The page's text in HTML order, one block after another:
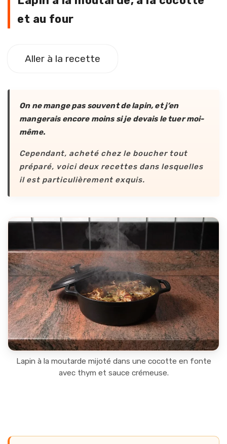
et au four
Aller à la recette
On ne mange pas souvent de lapin, et j’en
mangerais encore moins si je devais le tuer moi-
même.
Cependant, acheté chez le boucher tout
préparé, voici deux recettes dans lesquelles
il est particulièrement exquis.
Lapin à la moutarde mijoté dans une cocotte en fonte
avec thym et sauce crémeuse.